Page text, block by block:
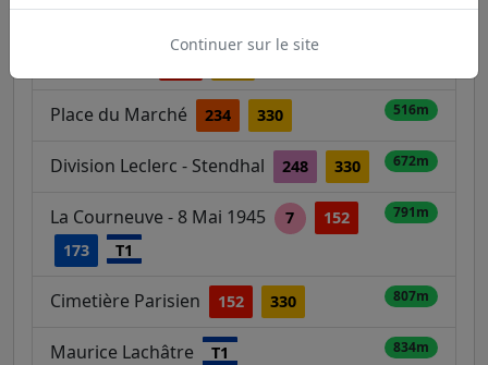
173
Place du Marché 234 330 516m
Division Leclerc - Stendhal 248 330 672m
La Courneuve - 8 Mai 1945 7
152
173
T1
791m
Cimetière Parisien 152 330 807m
Maurice Lachâtre T1 834m
Continuer sur le site